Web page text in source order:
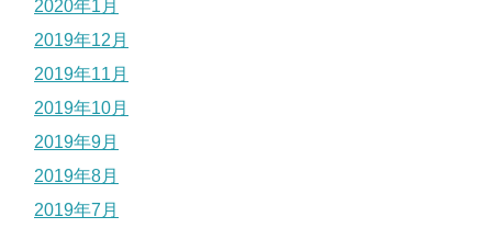
2020年1月
2019年12月
2019年11月
2019年10月
2019年9月
2019年8月
2019年7月